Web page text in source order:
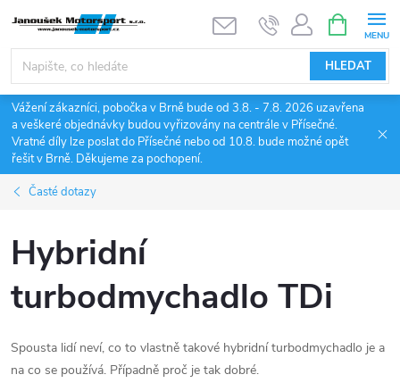
obsah
HLEDAT
NÁKUPNÍ
KOŠÍK
Vážení zákazníci, pobočka v Brně bude od 3.8. - 7.8. 2026 uzavřena
a veškeré objednávky budou vyřizovány na centrále v Přísečné.
Vratné díly lze poslat do Přísečné nebo od 10.8. bude možné opět
řešit v Brně. Děkujeme za pochopení.
Časté dotazy
Hybridní
turbodmychadlo TDi
Spousta lidí neví, co to vlastně takové hybridní turbodmychadlo je a
na co se používá. Případně proč je tak dobré.